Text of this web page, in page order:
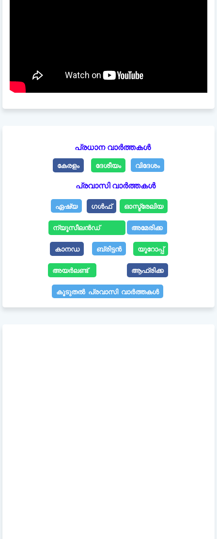
പ്രധാന വാർത്തകൾ
കേരളം ദേശീയം വിദേശം
പ്രവാസി വാർത്തകൾ
ഏഷ്യ ഗൾഫ് ഓസ്ട്രേലിയ
ന്യൂസീലൻഡ് അമേരിക്ക
കാനഡ ബ്രിട്ടൻ യൂറോപ്പ്
അയർലണ്ട് ആഫ്രിക്ക
കൂടുതൽ പ്രവാസി വാർത്തകൾ